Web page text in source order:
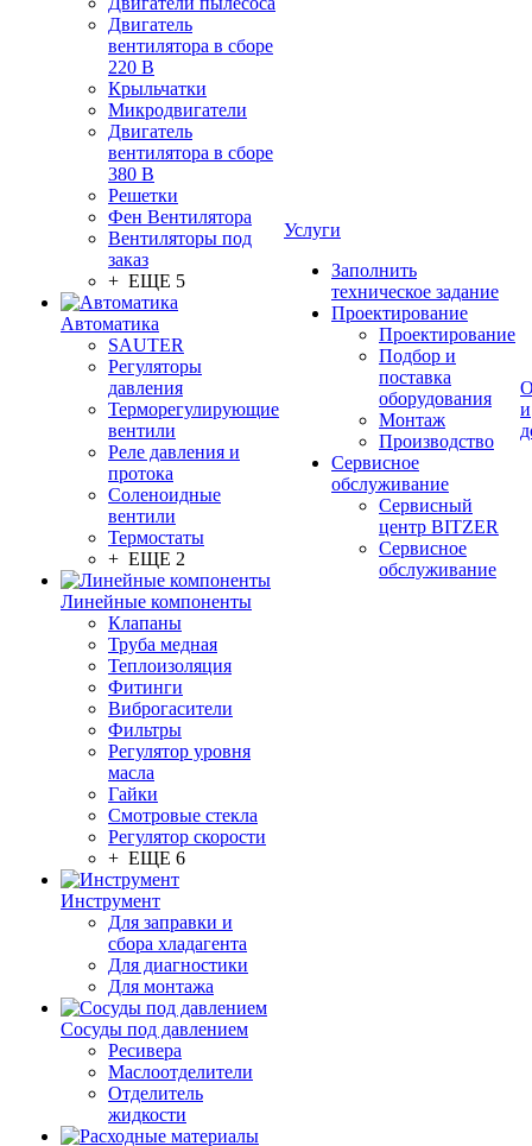
Двигатель
вентилятора в сборе
220 В
Крыльчатки
Микродвигатели
Двигатель
вентилятора в сборе
380 В
Решетки
Фен Вентилятора
Вентиляторы под
заказ
+ ЕЩЕ 5
Автоматика
SAUTER
Регуляторы
давления
Терморегулирующие
вентили
Реле давления и
протока
Соленоидные
вентили
Термостаты
+ ЕЩЕ 2
Линейные компоненты
Клапаны
Труба медная
Теплоизоляция
Фитинги
Виброгасители
Фильтры
Регулятор уровня
масла
Гайки
Смотровые стекла
Регулятор скорости
+ ЕЩЕ 6
Инструмент
Для заправки и
сбора хладагента
Для диагностики
Для монтажа
Сосуды под давлением
Ресивера
Маслоотделители
Отделитель
жидкости
Услуги
Заполнить
техническое задание
Проектирование
Проектирование
Подбор и
поставка
оборудования
Монтаж
Производство
Сервисное
обслуживание
Сервисный
центр BITZER
Сервисное
обслуживание
и